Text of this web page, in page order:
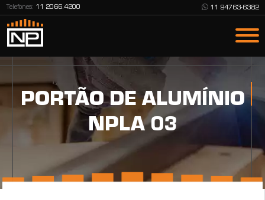
Telefones: 11 2066.4200 11 94763-6382
PORTÃO DE ALUMÍNIO
NPLA 03